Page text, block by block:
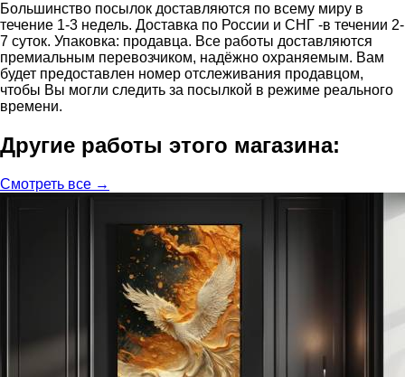
Большинство посылок доставляются по всему миру в
течение 1-3 недель. Доставка по России и СНГ -в течении 2-
7 суток. Упаковка: продавца. Все работы доставляются
премиальным перевозчиком, надёжно охраняемым. Вам
будет предоставлен номер отслеживания продавцом,
чтобы Вы могли следить за посылкой в режиме реального
времени.
Другие работы этого магазина:
Смотреть все →